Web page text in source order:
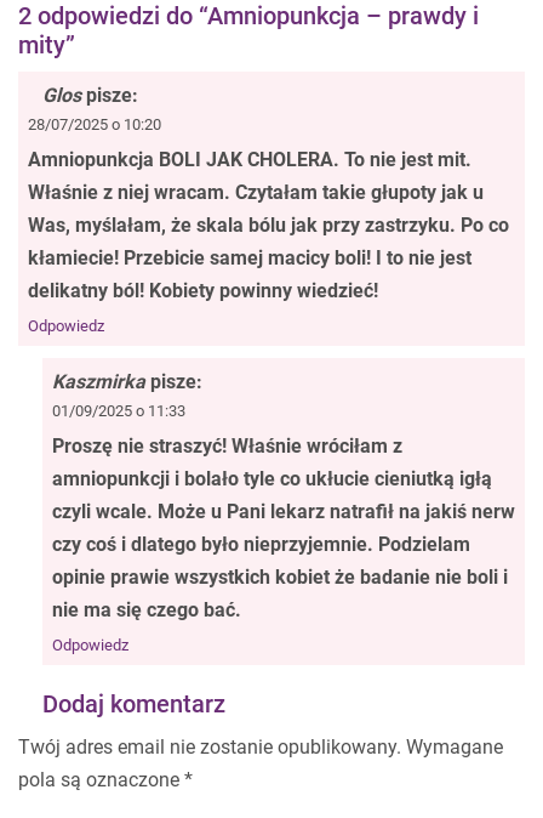
2 odpowiedzi do “Amniopunkcja – prawdy i
mity”
Glos pisze:
28/07/2025 o 10:20
Amniopunkcja BOLI JAK CHOLERA. To nie jest mit.
Właśnie z niej wracam. Czytałam takie głupoty jak u
Was, myślałam, że skala bólu jak przy zastrzyku. Po co
kłamiecie! Przebicie samej macicy boli! I to nie jest
delikatny ból! Kobiety powinny wiedzieć!
Odpowiedz
Kaszmirka pisze:
01/09/2025 o 11:33
Proszę nie straszyć! Właśnie wróciłam z
amniopunkcji i bolało tyle co ukłucie cieniutką igłą
czyli wcale. Może u Pani lekarz natrafił na jakiś nerw
czy coś i dlatego było nieprzyjemnie. Podzielam
opinie prawie wszystkich kobiet że badanie nie boli i
nie ma się czego bać.
Odpowiedz
Dodaj komentarz
Twój adres email nie zostanie opublikowany. Wymagane
pola są oznaczone *